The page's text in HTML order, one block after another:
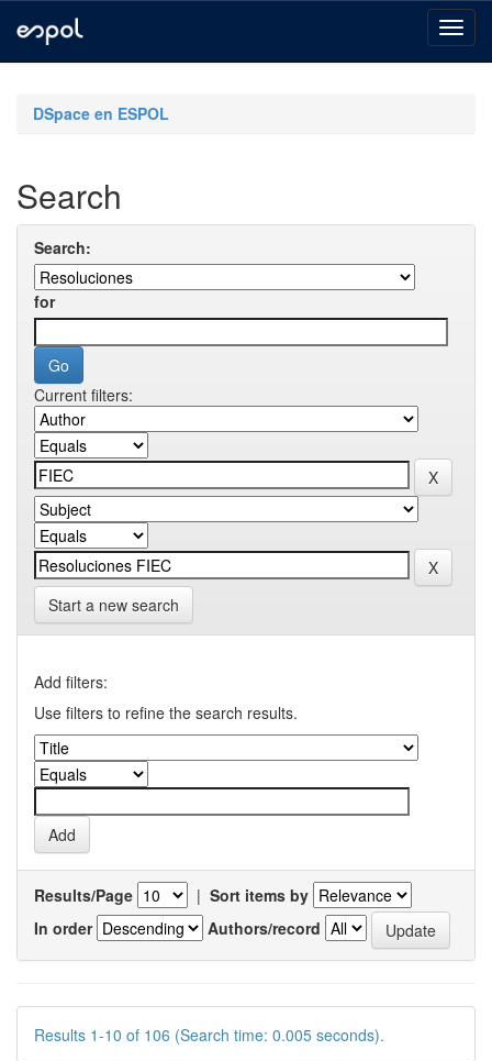
navigationDSpace en ESPOL
Search
Search:
for
Current filters:
Start a new search
Add filters:
Use filters to refine the search results.
Results/Page | Sort items by
In order
Authors/record
Results 1-10 of 106 (Search time: 0.005 seconds).